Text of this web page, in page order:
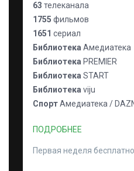
63 телеканала
1755 фильмов
1651 сериал
Библиотека Амедиатека
Библиотека PREMIER
Библиотека START
Библиотека viju
СпортАмедиатека /
ПОДРОБНЕЕ
Первая неделя